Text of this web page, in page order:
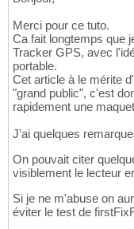
Merci pour ce tuto.
Ca fait longtemps que
Tracker GPS, avec
portable.
Cet article à le mérite
"grand public", c'est
rapidement une
J'ai quelques
On pouvait citer
visiblement le lecteur
Si je ne m'abuse on
éviter le test de